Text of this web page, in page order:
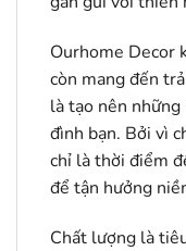
Ourhome Decor
còn mang đến
là tạo nên những
đình bạn. Bởi vì
chỉ là thời điểm
để tận hưởng
Chất lượng là